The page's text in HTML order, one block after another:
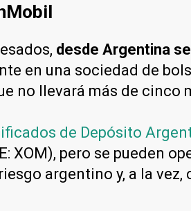
desde Argentina
en una sociedad de
no llevará más de cinco
de Depósito
XOM), pero se pueden
argentino y, a la